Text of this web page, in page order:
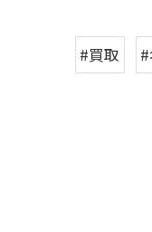
#買取